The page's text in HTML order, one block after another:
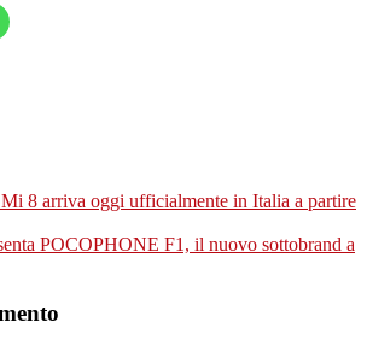
8 arriva oggi ufficialmente in Italia a partire
POCOPHONE F1, il nuovo sottobrand a